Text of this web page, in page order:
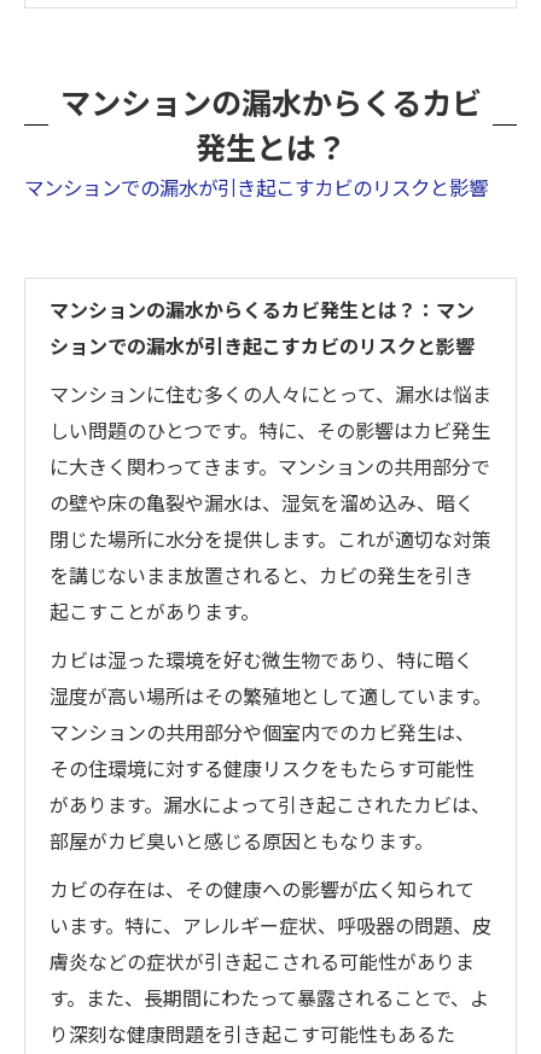
マンションの漏水からくるカビ
発生とは？
マンションでの漏水が引き起こすカビのリスクと影響
マンションの漏水からくるカビ発生とは？：マン
ションでの漏水が引き起こすカビのリスクと影響
マンションに住む多くの人々にとって、漏水は悩ま
しい問題のひとつです。特に、その影響はカビ発生
に大きく関わってきます。マンションの共用部分で
の壁や床の亀裂や漏水は、湿気を溜め込み、暗く
閉じた場所に水分を提供します。これが適切な対策
を講じないまま放置されると、カビの発生を引き
起こすことがあります。
カビは湿った環境を好む微生物であり、特に暗く
湿度が高い場所はその繁殖地として適しています。
マンションの共用部分や個室内でのカビ発生は、
その住環境に対する健康リスクをもたらす可能性
があります。漏水によって引き起こされたカビは、
部屋がカビ臭いと感じる原因ともなります。
カビの存在は、その健康への影響が広く知られて
います。特に、アレルギー症状、呼吸器の問題、皮
膚炎などの症状が引き起こされる可能性がありま
す。また、長期間にわたって暴露されることで、よ
り深刻な健康問題を引き起こす可能性もあるた